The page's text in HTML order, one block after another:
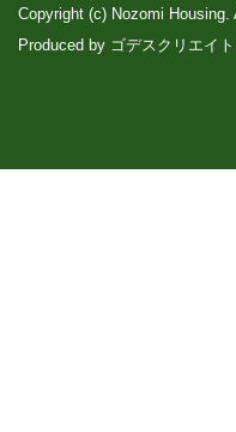
Copyright (c) Nozomi Housing.
Produced by ゴデスクリエイト